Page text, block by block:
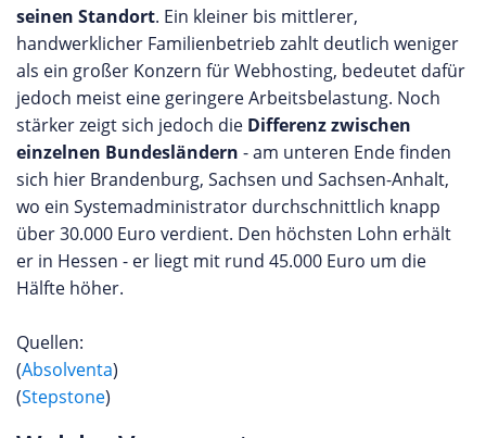
seinen Standort. Ein kleiner bis mittlerer,
handwerklicher Familienbetrieb zahlt deutlich weniger
als ein großer Konzern für Webhosting, bedeutet dafür
jedoch meist eine geringere Arbeitsbelastung. Noch
stärker zeigt sich jedoch die Differenz zwischen
einzelnen Bundesländern - am unteren Ende finden
sich hier Brandenburg, Sachsen und Sachsen-Anhalt,
wo ein Systemadministrator durchschnittlich knapp
über 30.000 Euro verdient. Den höchsten Lohn erhält
er in Hessen - er liegt mit rund 45.000 Euro um die
Hälfte höher.
Quellen:
(Absolventa)
(Stepstone)